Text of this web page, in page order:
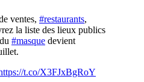
ventes, #restaurants,
la liste des lieux publics
#masque devient
t.co/X3FJxBgRoY